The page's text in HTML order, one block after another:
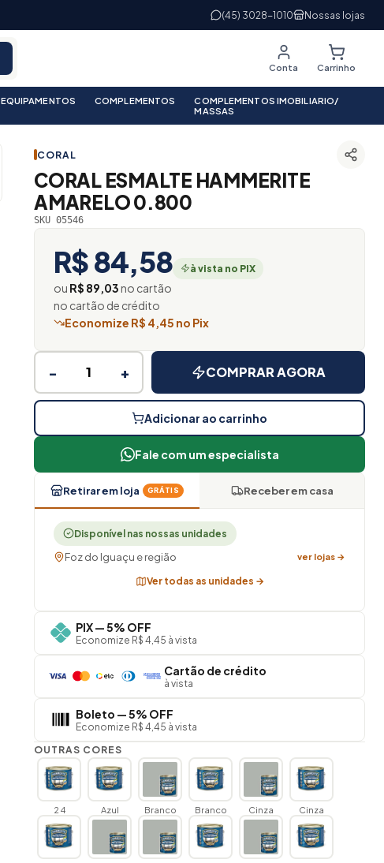
(45) 3028-1010 Nossas lojas
Conta Carrinho
EQUIPAMENTOS COMPLEMENTOS
COMPLEMENTOS IMOBILIARIO/
MASSAS
CORAL
CORAL ESMALTE HAMMERITE
AMARELO 0.800
SKU 05546
R$ 84,58 à vista no PIX
ou R$ 89,03no cartão
no cartão de crédito
Economize R$ 4,45 no Pix
− + COMPRAR AGORA
Adicionar ao carrinho
Fale com um especialista
Retirar em loja GRÁTIS Receber em casa
Disponível nas nossas unidades
Foz do Iguaçu e região ver lojas →
Ver todas as unidades →
PIX — 5% OFF
Economize R$ 4,45 à vista
Cartão de crédito
à vista
Boleto — 5% OFF
Economize R$ 4,45 à vista
OUTRAS CORES
2 4 Azul Branco Branco Cinza Cinza